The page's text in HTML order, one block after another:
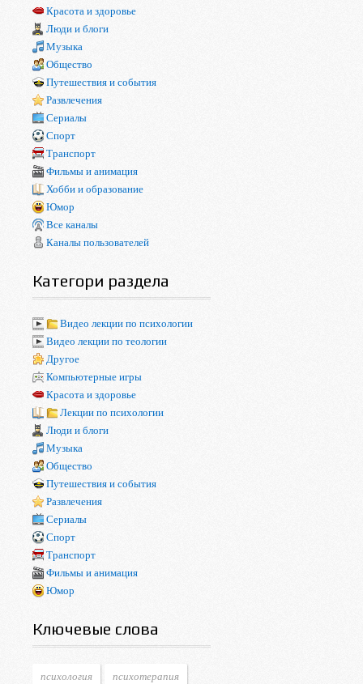
Красота и здоровье
Люди и блоги
Музыка
Общество
Путешествия и события
Развлечения
Сериалы
Спорт
Транспорт
Фильмы и анимация
Хобби и образование
Юмор
Все каналы
Каналы пользователей
Категори раздела
Видео лекции по психологии
Видео лекции по теологии
Другое
Компьютерные игры
Красота и здоровье
Лекции по психологии
Люди и блоги
Музыка
Общество
Путешествия и события
Развлечения
Сериалы
Спорт
Транспорт
Фильмы и анимация
Юмор
Ключевые слова
психология
психотерапия